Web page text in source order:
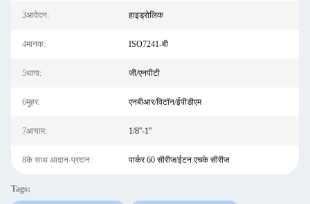
3आवेदन: हाइड्रोलिक
4मानक: ISO7241-बी
5धागा: जी/एनपीटी
6मुहर: एनबीआर/विटॉन/ईपीडीएम
7आयाम: 1/8''-1''
8के साथ आदान-प्रदान: पार्कर 60 सीरीज/ईटन एचके सीरीज
Tags: